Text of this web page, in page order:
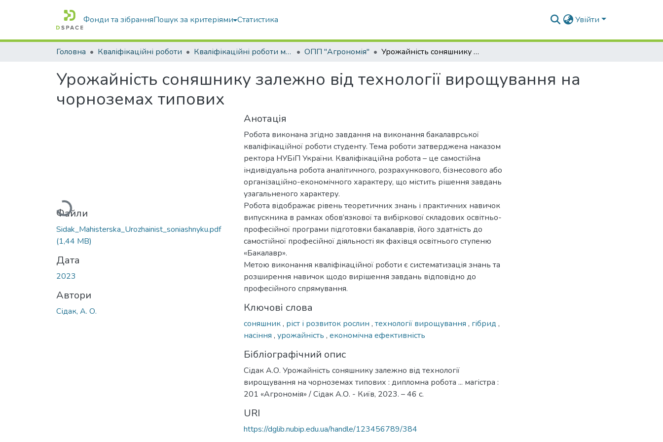
Фонди та зібранняПошук за критеріями Статистика Увійти
Головна Кваліфікаційні роботи Кваліфікаційні роботи магістрів ОПП "Агрономія" Урожайність соняшнику залежно від технології вирощування на чорноземах типових
Урожайність соняшнику залежно від технології вирощування на
чорноземах типових
Вантажиться...
Файли
Sidak_Mahisterska_Urozhainist_soniashnyku.pdf
(1,44 MB)
Дата
2023
Автори
Сідак, А. О.
Анотація
Робота виконана згідно завдання на виконання бакалаврської
кваліфікаційної роботи студенту. Тема роботи затверджена наказом
ректора НУБіП України. Кваліфікаційна робота – це самостійна
індивідуальна робота аналітичного, розрахункового, бізнесового або
організаційно-економічного характеру, що містить рішення завдань
узагальненого характеру.
Робота відображає рівень теоретичних знань і практичних навичок
випускника в рамках обов’язкової та вибіркової складових освітньо-
професійної програми підготовки бакалаврів, його здатність до
самостійної професійної діяльності як фахівця освітнього ступеню
«Бакалавр».
Метою виконання кваліфікаційної роботи є систематизація знань та
розширення навичок щодо вирішення завдань відповідно до
професійного спрямування.
Ключові слова
соняшник, ріст і розвиток рослин , технології вирощування , гібрид ,
насіння , урожайність , економічна ефективність
Бібліографічний опис
Сідак А.О. Урожайність соняшнику залежно від технології
вирощування на чорноземах типових : дипломна робота ... магістра :
201 «Агрономія» / Сідак А.О. - Київ, 2023. – 46 с.
URI
https://dglib.nubip.edu.ua/handle/123456789/384